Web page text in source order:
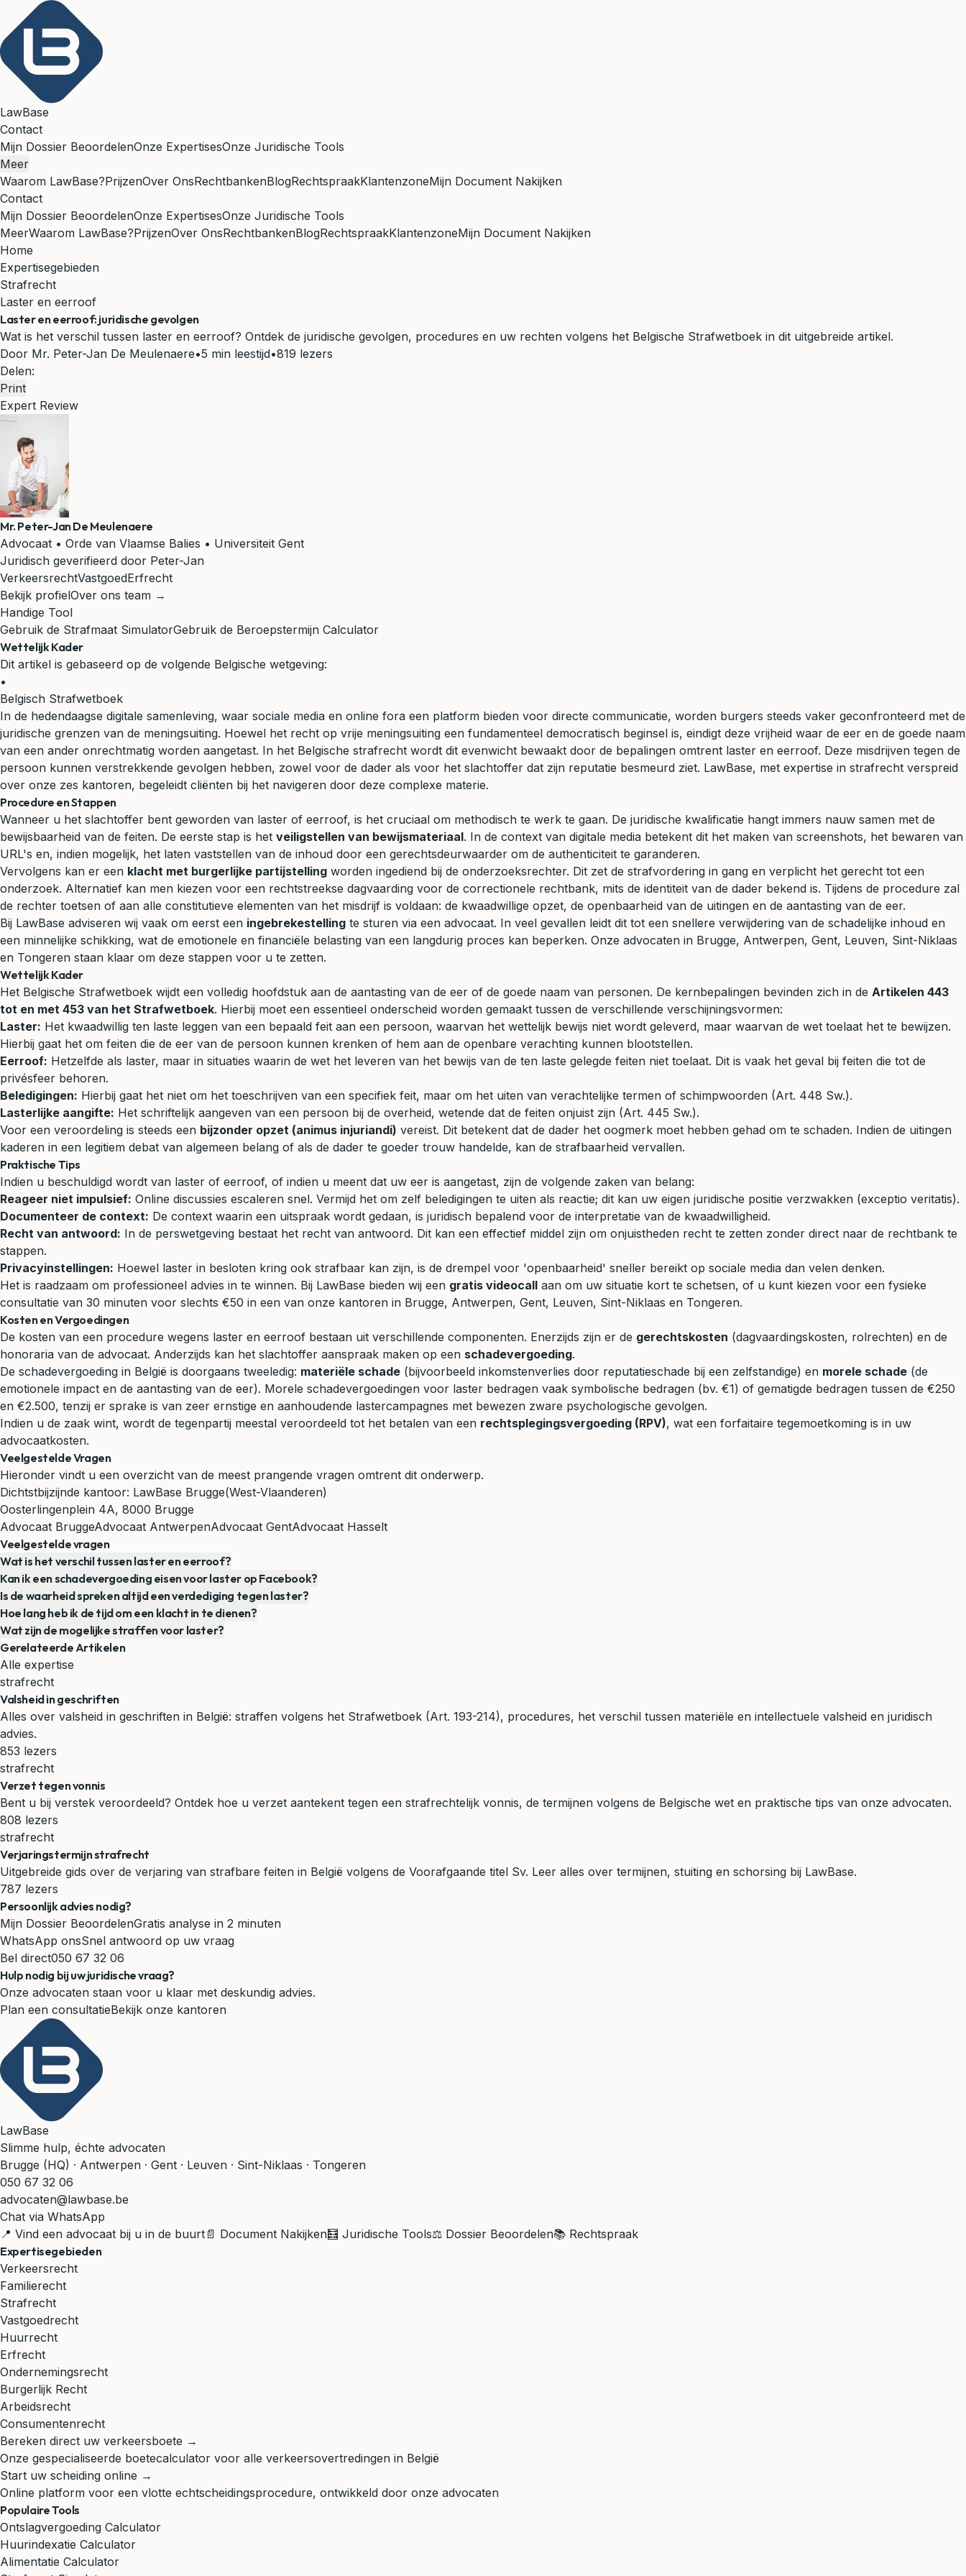
LawBase
Contact
Mijn Dossier BeoordelenOnze ExpertisesOnze Juridische Tools
Meer
Waarom LawBase?PrijzenOver OnsRechtbankenBlogRechtspraakKlantenzoneMijn Document Nakijken
Contact
Mijn Dossier BeoordelenOnze ExpertisesOnze Juridische Tools
MeerWaarom LawBase?PrijzenOver OnsRechtbankenBlogRechtspraakKlantenzoneMijn Document Nakijken
Home
Expertisegebieden
Strafrecht
Laster en eerroof
Laster en eerroof: juridische gevolgen
Wat is het verschil tussen laster en eerroof? Ontdek de juridische gevolgen, procedures en uw rechten volgens het Belgische Strafwetboek in dit uitgebreide artikel.
Door Mr. Peter-Jan De Meulenaere•5 min leestijd•819 lezers
Delen:
Print
Expert Review
Mr. Peter-Jan De Meulenaere
Advocaat • Orde van Vlaamse Balies • Universiteit Gent
Juridisch geverifieerd door Peter-Jan
VerkeersrechtVastgoedErfrecht
Bekijk profielOver ons team →
Handige Tool
Gebruik de Strafmaat SimulatorGebruik de Beroepstermijn Calculator
Wettelijk Kader
Dit artikel is gebaseerd op de volgende Belgische wetgeving:
•
Belgisch Strafwetboek
In de hedendaagse digitale samenleving, waar sociale media en online fora een platform bieden voor directe communicatie, worden burgers steeds vaker geconfronteerd met de
juridische grenzen van de meningsuiting. Hoewel het recht op vrije meningsuiting een fundamenteel democratisch beginsel is, eindigt deze vrijheid waar de eer en de goede naam
van een ander onrechtmatig worden aangetast. In het Belgische strafrecht wordt dit evenwicht bewaakt door de bepalingen omtrent laster en eerroof. Deze misdrijven tegen de
persoon kunnen verstrekkende gevolgen hebben, zowel voor de dader als voor het slachtoffer dat zijn reputatie besmeurd ziet. LawBase, met expertise in strafrecht verspreid
over onze zes kantoren, begeleidt cliënten bij het navigeren door deze complexe materie.
Procedure en Stappen
Wanneer u het slachtoffer bent geworden van laster of eerroof, is het cruciaal om methodisch te werk te gaan. De juridische kwalificatie hangt immers nauw samen met de
bewijsbaarheid van de feiten. De eerste stap is het veiligstellen van bewijsmateriaal. In de context van digitale media betekent dit het maken van screenshots, het bewaren van
URL's en, indien mogelijk, het laten vaststellen van de inhoud door een gerechtsdeurwaarder om de authenticiteit te garanderen.
Vervolgens kan er een klacht met burgerlijke partijstelling worden ingediend bij de onderzoeksrechter. Dit zet de strafvordering in gang en verplicht het gerecht tot een
onderzoek. Alternatief kan men kiezen voor een rechtstreekse dagvaarding voor de correctionele rechtbank, mits de identiteit van de dader bekend is. Tijdens de procedure zal
de rechter toetsen of aan alle constitutieve elementen van het misdrijf is voldaan: de kwaadwillige opzet, de openbaarheid van de uitingen en de aantasting van de eer.
Bij LawBase adviseren wij vaak om eerst een ingebrekestelling te sturen via een advocaat. In veel gevallen leidt dit tot een snellere verwijdering van de schadelijke inhoud en
een minnelijke schikking, wat de emotionele en financiële belasting van een langdurig proces kan beperken. Onze advocaten in Brugge, Antwerpen, Gent, Leuven, Sint-Niklaas
en Tongeren staan klaar om deze stappen voor u te zetten.
Wettelijk Kader
Het Belgische Strafwetboek wijdt een volledig hoofdstuk aan de aantasting van de eer of de goede naam van personen. De kernbepalingen bevinden zich in de Artikelen 443
tot en met 453 van het Strafwetboek. Hierbij moet een essentieel onderscheid worden gemaakt tussen de verschillende verschijningsvormen:
Laster: Het kwaadwillig ten laste leggen van een bepaald feit aan een persoon, waarvan het wettelijk bewijs niet wordt geleverd, maar waarvan de wet toelaat het te bewijzen.
Hierbij gaat het om feiten die de eer van de persoon kunnen krenken of hem aan de openbare verachting kunnen blootstellen.
Eerroof: Hetzelfde als laster, maar in situaties waarin de wet het leveren van het bewijs van de ten laste gelegde feiten niet toelaat. Dit is vaak het geval bij feiten die tot de
privésfeer behoren.
Beledigingen: Hierbij gaat het niet om het toeschrijven van een specifiek feit, maar om het uiten van verachtelijke termen of schimpwoorden (Art. 448 Sw.).
Lasterlijke aangifte: Het schriftelijk aangeven van een persoon bij de overheid, wetende dat de feiten onjuist zijn (Art. 445 Sw.).
Voor een veroordeling is steeds een bijzonder opzet (animus injuriandi) vereist. Dit betekent dat de dader het oogmerk moet hebben gehad om te schaden. Indien de uitingen
kaderen in een legitiem debat van algemeen belang of als de dader te goeder trouw handelde, kan de strafbaarheid vervallen.
Praktische Tips
Indien u beschuldigd wordt van laster of eerroof, of indien u meent dat uw eer is aangetast, zijn de volgende zaken van belang:
Reageer niet impulsief: Online discussies escaleren snel. Vermijd het om zelf beledigingen te uiten als reactie; dit kan uw eigen juridische positie verzwakken (exceptio veritatis).
Documenteer de context: De context waarin een uitspraak wordt gedaan, is juridisch bepalend voor de interpretatie van de kwaadwilligheid.
Recht van antwoord: In de perswetgeving bestaat het recht van antwoord. Dit kan een effectief middel zijn om onjuistheden recht te zetten zonder direct naar de rechtbank te
stappen.
Privacyinstellingen: Hoewel laster in besloten kring ook strafbaar kan zijn, is de drempel voor 'openbaarheid' sneller bereikt op sociale media dan velen denken.
Het is raadzaam om professioneel advies in te winnen. Bij LawBase bieden wij een gratis videocall aan om uw situatie kort te schetsen, of u kunt kiezen voor een fysieke
consultatie van 30 minuten voor slechts €50 in een van onze kantoren in Brugge, Antwerpen, Gent, Leuven, Sint-Niklaas en Tongeren.
Kosten en Vergoedingen
De kosten van een procedure wegens laster en eerroof bestaan uit verschillende componenten. Enerzijds zijn er de gerechtskosten (dagvaardingskosten, rolrechten) en de
honoraria van de advocaat. Anderzijds kan het slachtoffer aanspraak maken op een schadevergoeding.
De schadevergoeding in België is doorgaans tweeledig: materiële schade (bijvoorbeeld inkomstenverlies door reputatieschade bij een zelfstandige) en morele schade (de
emotionele impact en de aantasting van de eer). Morele schadevergoedingen voor laster bedragen vaak symbolische bedragen (bv. €1) of gematigde bedragen tussen de €250
en €2.500, tenzij er sprake is van zeer ernstige en aanhoudende lastercampagnes met bewezen zware psychologische gevolgen.
Indien u de zaak wint, wordt de tegenpartij meestal veroordeeld tot het betalen van een rechtsplegingsvergoeding (RPV), wat een forfaitaire tegemoetkoming is in uw
advocaatkosten.
Veelgestelde Vragen
Hieronder vindt u een overzicht van de meest prangende vragen omtrent dit onderwerp.
Dichtstbijzijnde kantoor: LawBase Brugge(West-Vlaanderen)
Oosterlingenplein 4A, 8000 Brugge
Advocaat BruggeAdvocaat AntwerpenAdvocaat GentAdvocaat Hasselt
Veelgestelde vragen
Wat is het verschil tussen laster en eerroof?
Kan ik een schadevergoeding eisen voor laster op Facebook?
Is de waarheid spreken altijd een verdediging tegen laster?
Hoe lang heb ik de tijd om een klacht in te dienen?
Wat zijn de mogelijke straffen voor laster?
Gerelateerde Artikelen
Alle expertise
strafrecht
Valsheid in geschriften
Alles over valsheid in geschriften in België: straffen volgens het Strafwetboek (Art. 193-214), procedures, het verschil tussen materiële en intellectuele valsheid en juridisch
advies.
853 lezers
strafrecht
Verzet tegen vonnis
Bent u bij verstek veroordeeld? Ontdek hoe u verzet aantekent tegen een strafrechtelijk vonnis, de termijnen volgens de Belgische wet en praktische tips van onze advocaten.
808 lezers
strafrecht
Verjaringstermijn strafrecht
Uitgebreide gids over de verjaring van strafbare feiten in België volgens de Voorafgaande titel Sv. Leer alles over termijnen, stuiting en schorsing bij LawBase.
787 lezers
Persoonlijk advies nodig?
Mijn Dossier BeoordelenGratis analyse in 2 minuten
WhatsApp onsSnel antwoord op uw vraag
Bel direct050 67 32 06
Hulp nodig bij uw juridische vraag?
Onze advocaten staan voor u klaar met deskundig advies.
Plan een consultatieBekijk onze kantoren
LawBase
Slimme hulp, échte advocaten
Brugge (HQ) · Antwerpen · Gent · Leuven · Sint-Niklaas · Tongeren
050 67 32 06
advocaten@lawbase.be
Chat via WhatsApp
📍 Vind een advocaat bij u in de buurt 📄 Document Nakijken🧮 Juridische Tools⚖️ Dossier Beoordelen📚 Rechtspraak
Expertisegebieden
Verkeersrecht
Familierecht
Strafrecht
Vastgoedrecht
Huurrecht
Erfrecht
Ondernemingsrecht
Burgerlijk Recht
Arbeidsrecht
Consumentenrecht
Bereken direct uw verkeersboete →
Onze gespecialiseerde boetecalculator voor alle verkeersovertredingen in België
Start uw scheiding online →
Online platform voor een vlotte echtscheidingsprocedure, ontwikkeld door onze advocaten
Populaire Tools
Ontslagvergoeding Calculator
Huurindexatie Calculator
Alimentatie Calculator